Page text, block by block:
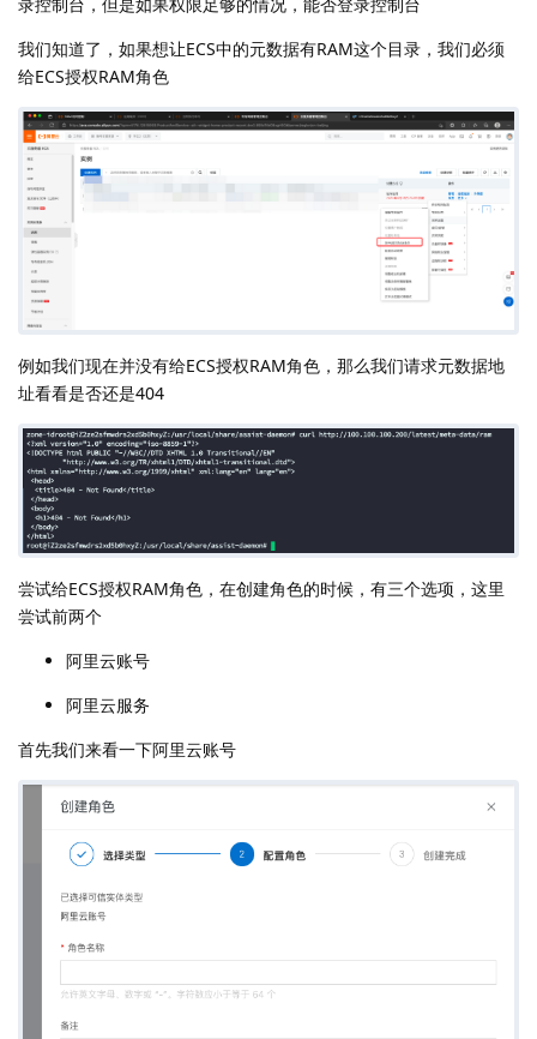
我们知道了，如果想让ECS中的元数据有RAM这个目录，我们必须
给ECS授权RAM角色
例如我们现在并没有给ECS授权RAM角色，那么我们请求元数据地
址看看是否还是404
尝试给ECS授权RAM角色，在创建角色的时候，有三个选项，这里
尝试前两个
阿里云账号
阿里云服务
首先我们来看一下阿里云账号